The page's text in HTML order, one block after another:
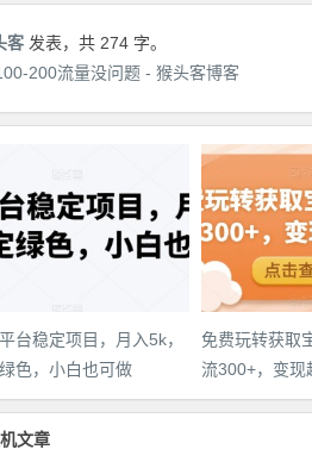
客 发表，共 274 字。
200流量没问题 - 猴头客博客
台稳定项目，月入5k，
色，小白也可做
免费玩转获取
流300+，变现
文章